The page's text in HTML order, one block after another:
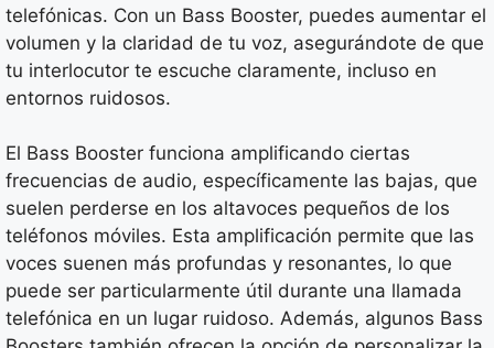
telefónicas. Con un Bass Booster, puedes aumentar el
volumen y la claridad de tu voz, asegurándote de que
tu interlocutor te escuche claramente, incluso en
entornos ruidosos.
El Bass Booster funciona amplificando ciertas
frecuencias de audio, específicamente las bajas, que
suelen perderse en los altavoces pequeños de los
teléfonos móviles. Esta amplificación permite que las
voces suenen más profundas y resonantes, lo que
puede ser particularmente útil durante una llamada
telefónica en un lugar ruidoso. Además, algunos Bass